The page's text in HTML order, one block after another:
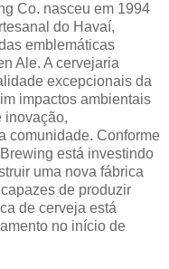
Co. nasceu em 1994
do Havaí,
emblemáticas
Ale. A cervejaria
excepcionais da
impactos ambientais
inovação,
comunidade. Conforme
está investindo
uma nova fábrica
de produzir
de cerveja está
no início de